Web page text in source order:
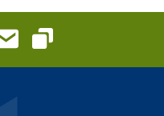
E-Mail
Link kopieren